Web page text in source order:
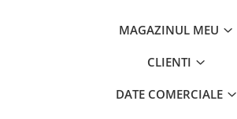
Rulment reductor transmisie
Arbore ax priza de putere
MAGAZINUL MEU
CLIENTI
DATE COMERCIALE